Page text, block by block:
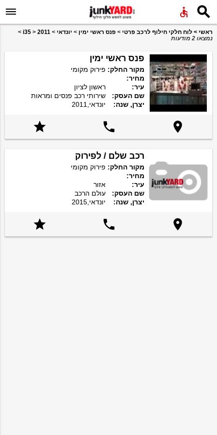
 
ראשי > לוח חלקי חילוף לרכב פרטי > פנס ראשי ימין > יונדאי >
i35 > 2011
>
נמצאו 2 מודעות
פנס ראשי ימין
מקור החלק: פירוק מקומי
מחיר:
עיר:
ראשון לציון
שם העסק:
שירותי רכב פנסים ומראות
יצרן, שנה:
יונדאי,2011



רכב שלם / לפירוק
מקור החלק: פירוק מקומי
מחיר:
עיר:
אזור
שם העסק:
עולם הרכב
יצרן, שנה:
יונדאי,2015


